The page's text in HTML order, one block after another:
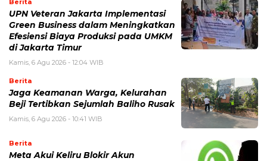
Berita
UPN Veteran Jakarta Implementasi
Green Business dalam Meningkatkan
Efesiensi Biaya Produksi pada UMKM
di Jakarta Timur
Kamis, 6 Agu 2026 - 12:04 WIB
Berita
Jaga Keamanan Warga, Kelurahan
Beji Tertibkan Sejumlah Baliho Rusak
Kamis, 6 Agu 2026 - 10:41 WIB
Berita
Meta Akui Keliru Blokir Akun